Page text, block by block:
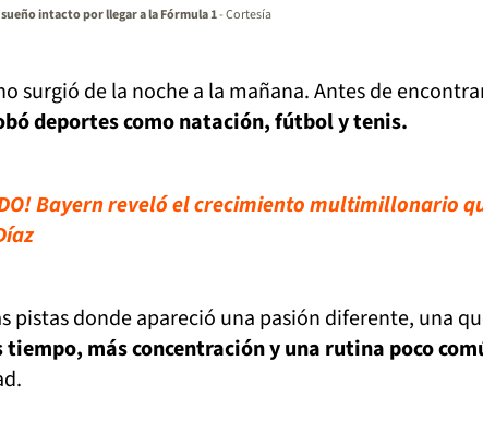
intacto por llegar a la Fórmula 1- Cortesía
surgió de la noche a la mañana. Antes de
deportes como natación, fútbol y tenis.
Bayern reveló el crecimiento multimillonario
pistas donde apareció una pasión diferente, una
tiempo, más concentración y una rutina poco